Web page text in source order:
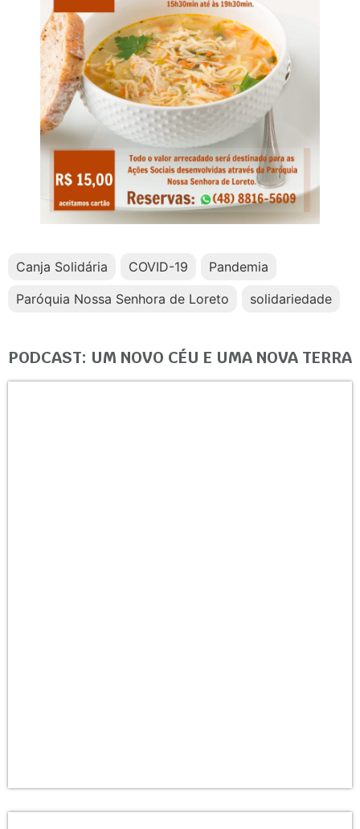
Canja Solidária COVID-19
Pandemia
Paróquia Nossa Senhora de Loreto
solidariedade
PODCAST: UM NOVO CÉU E UMA NOVA TERRA